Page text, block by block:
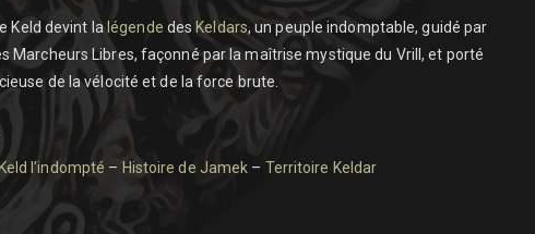
Keld devint la légende des Keldars, un peuple indomptable, guidé par
Marcheurs Libres, façonné par la maîtrise mystique du Vrill, et porté
de la vélocité et de la force brute.
l’indompté – Histoire de Jamek – Territoire Keldar